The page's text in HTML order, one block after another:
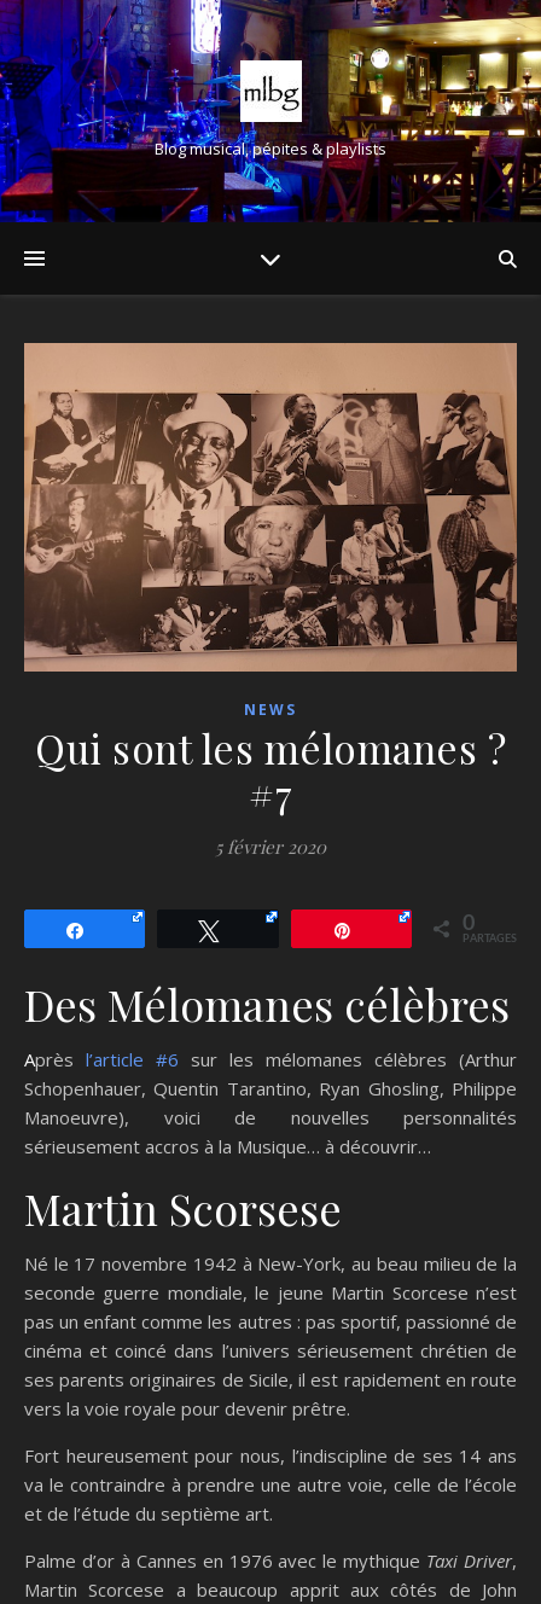
Blog musical, pépites & playlists
NEWS
Qui sont les mélomanes ?
#7
5 février 2020
0
PARTAGES
Des Mélomanes célèbres
Après l’article #6 sur les mélomanes célèbres (Arthur
Schopenhauer, Quentin Tarantino, Ryan Ghosling, Philippe
Manoeuvre), voici de nouvelles personnalités
sérieusement accros à la Musique… à découvrir…
Martin Scorsese
Né le 17 novembre 1942 à New-York, au beau milieu de la
seconde guerre mondiale, le jeune Martin Scorcese n’est
pas un enfant comme les autres : pas sportif, passionné de
cinéma et coincé dans l’univers sérieusement chrétien de
ses parents originaires de Sicile, il est rapidement en route
vers la voie royale pour devenir prêtre.
Fort heureusement pour nous, l’indiscipline de ses 14 ans
va le contraindre à prendre une autre voie, celle de l’école
et de l’étude du septième art.
Palme d’or à Cannes en 1976 avec le mythique Taxi Driver,
Martin Scorcese a beaucoup apprit aux côtés de John